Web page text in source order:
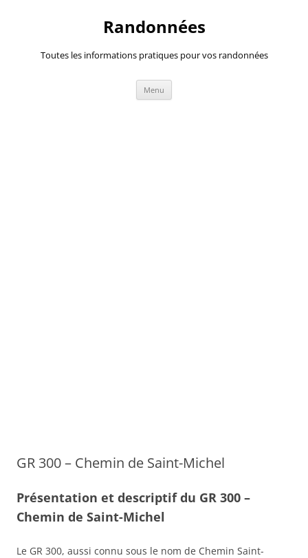
Randonnées
Toutes les informations pratiques pour vos randonnées
Menu
GR 300 – Chemin de Saint-Michel
Présentation et descriptif du GR 300 –
Chemin de Saint-Michel
Le GR 300, aussi connu sous le nom de Chemin Saint-